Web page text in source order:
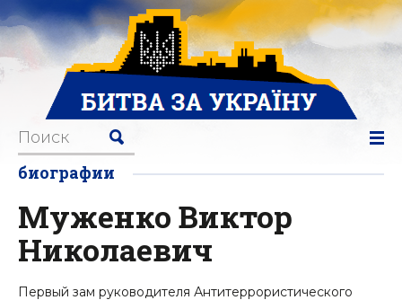
биографии
Муженко Виктор
Николаевич
Первый зам руководителя Антитеррористического